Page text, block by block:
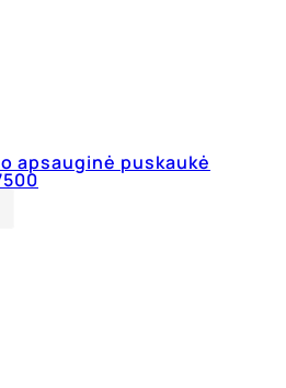
apsauginė puskaukė